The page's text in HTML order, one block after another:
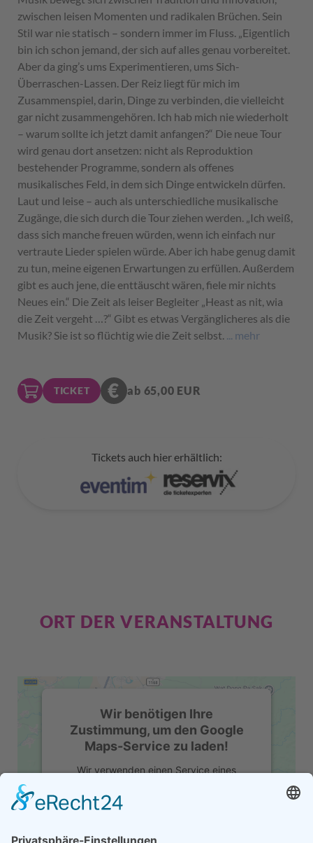
zwischen leisen Momenten und radikalen Brüchen. Sein
Stil war nie statisch – sondern immer im Fluss. „Eigentlich
bin ich schon jemand, der sich auf alles genau vorbereitet.
Aber da ging’s ums Experimentieren, ums Sich-
Überraschen-Lassen. Der Reiz liegt für mich im
Zusammenspiel, darin, Dinge zu verbinden, die vielleicht
gar nicht zusammengehören. Ich hab mich nie wiederholt
– warum sollte ich jetzt damit anfangen?“ Die neue Tour
wird genau dort ansetzen: nicht als Reproduktion
bestehender Programme, sondern als offenes
musikalisches Feld, in dem sich Dinge entwickeln dürfen.
Laut und leise – auch als unterschiedliche musikalische
Zugänge, die sich durch die Tour ziehen werden. „Ich weiß,
dass sich manche freuen würden, wenn ich einfach nur
vertraute Lieder spielen würde. Aber ich habe genug damit
zu tun, meine eigenen Erwartungen zu erfüllen. Außerdem
gibt es auch jene, die enttäuscht wären, fiele mir nichts
Neues ein.“ Die Zeit als leiser Begleiter „Heast as nit, wia
die Zeit vergeht …?“ Gibt es etwas Vergänglicheres als die
Musik? Sie ist so flüchtig wie die Zeit selbst. ... mehr
TICKET ab 65,00 EUR
Tickets auch hier erhältlich:
ORT DER VERANSTALTUNG
Wir benötigen Ihre
Zustimmung, um den Google
Maps-Service zu laden!
Wir verwenden einen Service eines
einzubetten. Dieser Service kann Daten zu
Ihren Aktivitäten sammeln. Bitte lesen Sie